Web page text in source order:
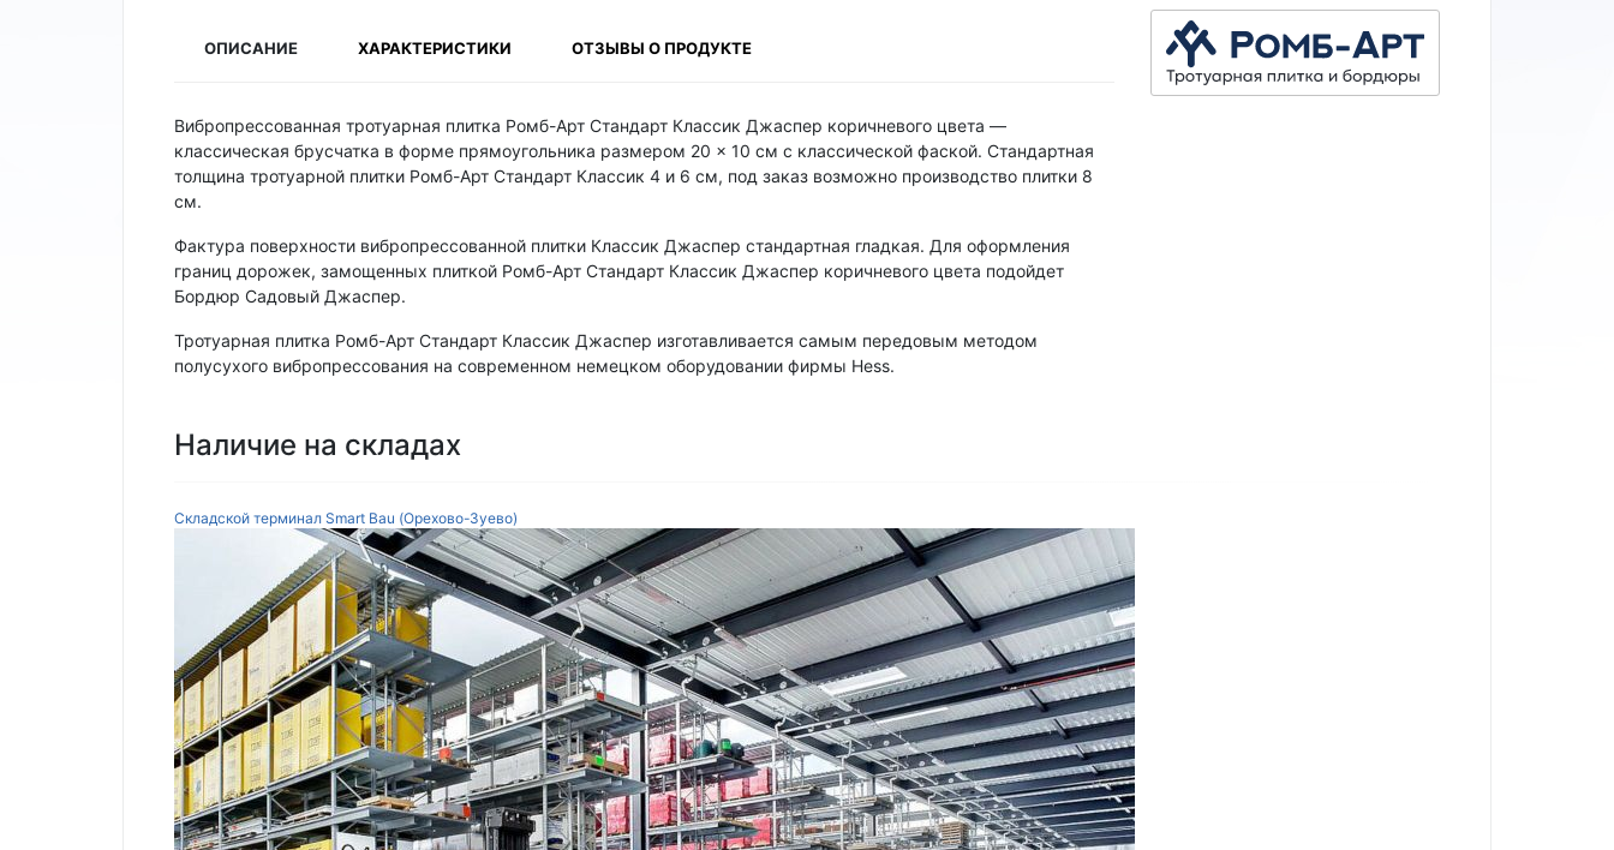
ОПИСАНИЕ ХАРАКТЕРИСТИКИ ОТЗЫВЫ О ПРОДУКТЕ
Вибропрессованная тротуарная плитка Ромб-Арт Стандарт Классик Джаспер коричневого цвета —
классическая брусчатка в форме прямоугольника размером 20 × 10 см с классической фаской. Стандартная
толщина тротуарной плитки Ромб-Арт Стандарт Классик 4 и 6 см, под заказ возможно производство плитки 8
см.
Фактура поверхности вибропрессованной плитки Классик Джаспер стандартная гладкая. Для оформления
границ дорожек, замощенных плиткой Ромб-Арт Стандарт Классик Джаспер коричневого цвета подойдет
Бордюр Садовый Джаспер.
Тротуарная плитка Ромб-Арт Стандарт Классик Джаспер изготавливается самым передовым методом
полусухого вибропрессования на современном немецком оборудовании фирмы Hess.
Наличие на складах
Складской терминал Smart Bau (Орехово-Зуево)